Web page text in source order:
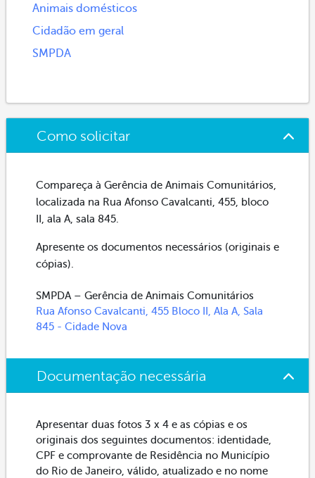
Animais domésticos
Cidadão em geral
SMPDA
Como solicitar
Compareça à Gerência de Animais Comunitários,
localizada na Rua Afonso Cavalcanti, 455, bloco
II, ala A, sala 845.
Apresente os documentos necessários (originais e
cópias).
SMPDA – Gerência de Animais Comunitários
Rua Afonso Cavalcanti, 455 Bloco II, Ala A, Sala
845 - Cidade Nova
Documentação necessária
Apresentar duas fotos 3 x 4 e as cópias e os
originais dos seguintes documentos: identidade,
CPF e comprovante de Residência no Município
do Rio de Janeiro, válido, atualizado e no nome